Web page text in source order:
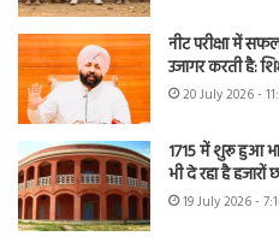
नीट परीक्षा में
उजागर करती है:
20 July 2026 -
1715 में शुरू हुआ
भी दे रहा है हजारों
19 July 2026 -